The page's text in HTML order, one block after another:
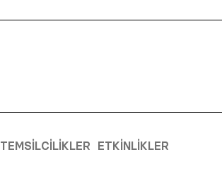
TEMSILCILIKLER ETKINLIKLER